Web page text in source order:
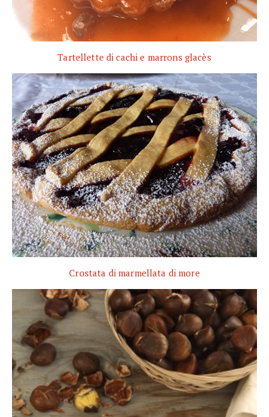
Tartellette di cachi e marrons glacès
Crostata di marmellata di more